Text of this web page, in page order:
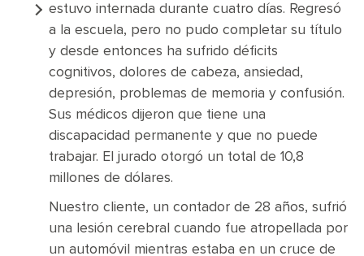
estuvo internada durante cuatro días. Regresó
a la escuela, pero no pudo completar su título
y desde entonces ha sufrido déficits
cognitivos, dolores de cabeza, ansiedad,
depresión, problemas de memoria y confusión.
Sus médicos dijeron que tiene una
discapacidad permanente y que no puede
trabajar. El jurado otorgó un total de 10,8
millones de dólares.
Nuestro cliente, un contador de 28 años, sufrió
una lesión cerebral cuando fue atropellada por
un automóvil mientras estaba en un cruce de